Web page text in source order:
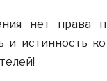
нет права
истинность